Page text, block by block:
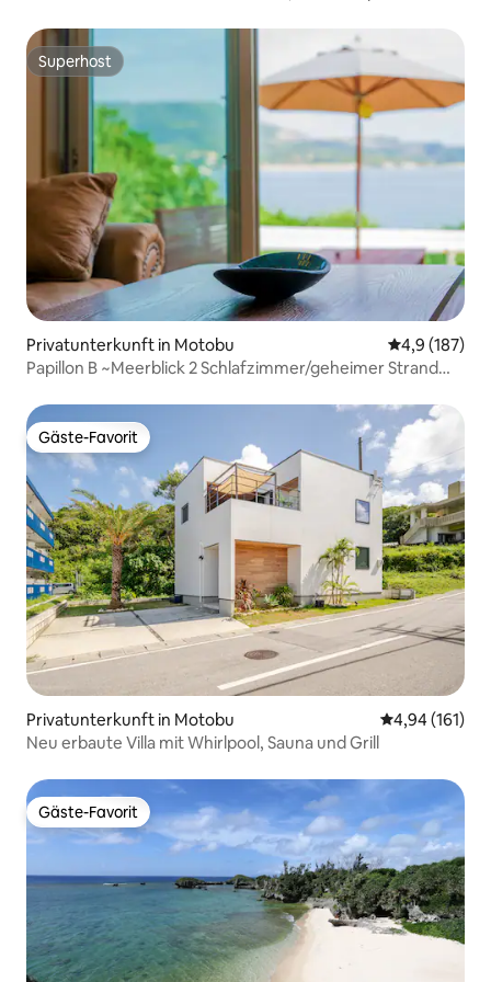
Superhost
Superhost
Privatunterkunft in Motobu
4,9 (187)
Papillon B ~Meerblick 2 Schlafzimmer/geheimer Strand
Gäste-Favorit
Gäste-Favorit
Privatunterkunft in Motobu
4,94 (161)
Neu erbaute Villa mit Whirlpool, Sauna und Grill
Gäste-Favorit
Gäste-Favorit